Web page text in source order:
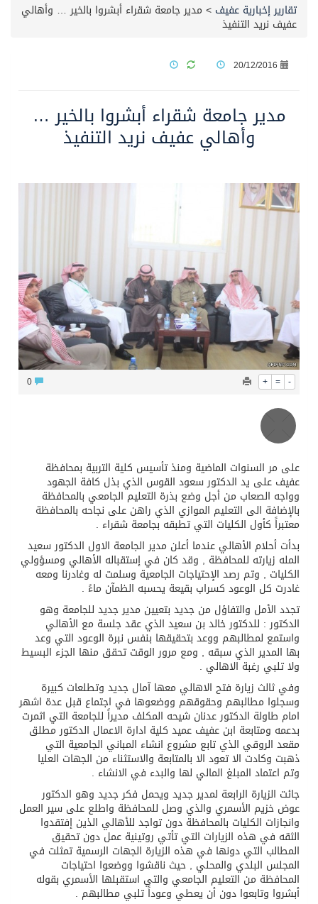
محافظ عفيف يؤدي صلاة عيد الأضحى
تقارير إخبارية عفيف > مدير جامعة شقراء أبشروا بالخير … وأهالي
عفيف نريد التنفيذ
20/12/2016
مدير جامعة شقراء أبشروا بالخير …
وأهالي عفيف نريد التنفيذ
+ = -
على مر السنوات الماضية ومنذ تأسيس كلية التربية بمحافظة
عفيف على يد الدكتور سعود القوس الذي بذل كافة الجهود
وواجه الصعاب من أجل وضع بذرة التعليم الجامعي بالمحافظة
بالإضافة الى التعليم الموازي الذي راهن على نجاحه بالمحافظة
معتبراً كأول الكليات التي تطبقه بجامعة شقراء .
بدأت أحلام الأهالي عندما أعلن مدير الجامعة الاول الدكتور سعيد
المله زيارته للمحافظة , وقد كان في إستقباله الأهالي ومسؤولي
الكليات , وتم رصد الإحتياجات الجامعية وسلمت له وغادرنا ومعه
غادرت كل الوعود كسراب بقيعة يحسبه الظمآن ماءً .
تجدد الأمل والتفاؤل من جديد بتعيين مدير جديد للجامعة وهو
الدكتور : للدكتور خالد بن سعيد الذي عقد جلسة مع الأهالي
واستمع لمطالبهم ووعد بتحقيقها بنفس نبرة الوعود التي وعد
بها المدير الذي سبقه , ومع مرور الوقت تحقق منها الجزء البسيط
ولا تلبي رغبة الاهالي .
وفي ثالث زيارة فتح الاهالي معها آمال جديد وتطلعات كبيرة
وسجلوا مطالبهم وحقوقهم ووضعوها في اجتماع قبل عدة اشهر
امام طاولة الدكتور عدنان شيحه المكلف مديراً للجامعة التي اثمرت
بدعمه ومتابعة ابن عفيف عميد كلية ادارة الاعمال الدكتور مطلق
مقعد الروقي الذي تابع مشروع انشاء المباني الجامعية التي
ذهبت وكادت الا تعود الا بالمتابعة والاستثناء من الجهات العليا
وتم اعتماد المبلغ المالي لها والبدء في الانشاء .
جائت الزيارة الرابعة لمدير جديد ويحمل فكر جديد وهو الدكتور
عوض خزيم الأسمري والذي وصل للمحافظة واطلع على سير العمل
وانجازات الكليات بالمحافظة دون تواجد للأهالي الذين إفتقدوا
الثقه في هذه الزيارات التي تأتي روتينية عمل دون تحقيق
المطالب التي دونها في هذه الزيارة الجهات الرسمية تمثلت في
المجلس البلدي والمحلي , حيث ناقشوا ووضعوا احتياجات
المحافظة من التعليم الجامعي والتي استقبلها الأسمري بقوله
أبشروا وتابعوا دون أن يعطي وعوداً تلبي مطالبهم .